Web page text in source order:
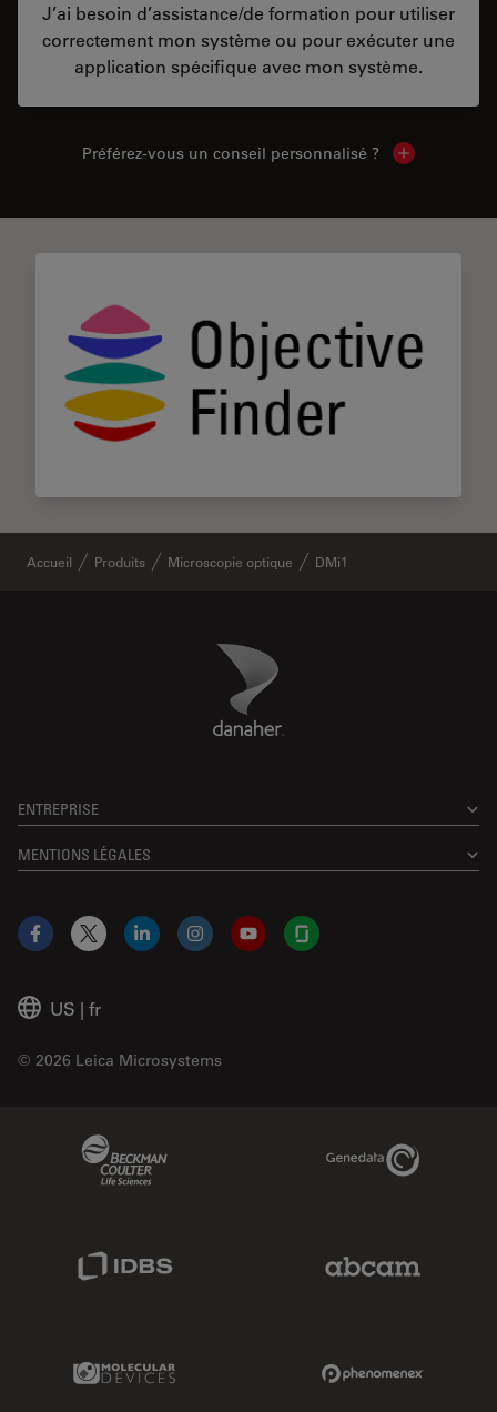
J’ai besoin d’assistance/de formation pour utiliser
correctement mon système ou pour exécuter une
application spécifique avec mon système.
Préférez-vous un conseil personnalisé ? Show local
Accueil Produits Microscopie optique DMi1
Danaher Logo
ENTREPRISE
MENTIONS LÉGALES
US | fr
© 2026 Leica Microsystems
Facebook
X LinkedInInstagramYouTubeGlassdoor
Genedata Link
IDBS Link
Molecular Devices Link